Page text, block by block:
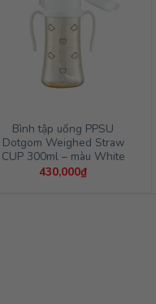
Bình tập uống PPSU
Dotgom Weighed Straw
CUP 300ml – màu White
430,000₫